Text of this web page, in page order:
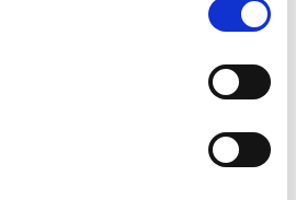
από τα παρακάτω με την
΄΄και να ενημερωθείτε σχετικά με